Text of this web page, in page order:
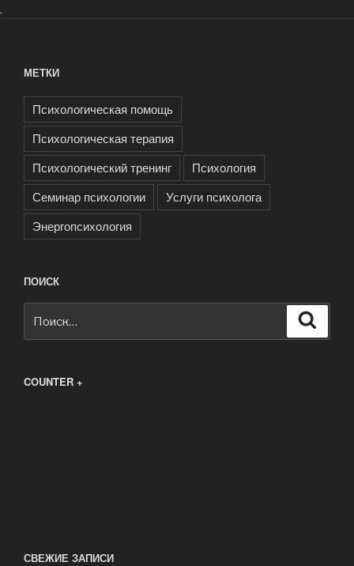
.
МЕТКИ
Психологическая помощь
Психологическая терапия
Психологический тренинг
Психология
Семинар психологии
Услуги психолога
Энергопсихология
ПОИСК
COUNTER +
СВЕЖИЕ ЗАПИСИ